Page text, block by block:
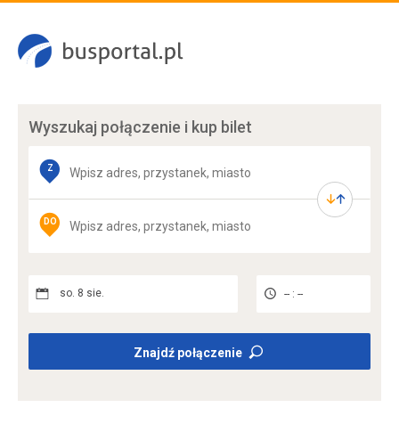
Wyszukaj połączenie i kup bilet
Z
DO
so. 8 sie. -- : --
Znajdź połączenie